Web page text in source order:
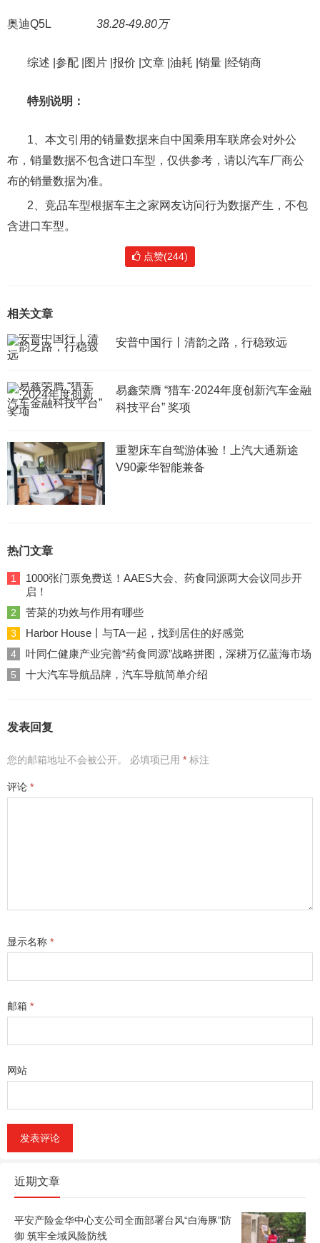
奥迪Q5L 38.28-49.80万
综述 |参配 |图片 |报价 |文章 |油耗 |销量 |经销商
特别说明：
1、本文引用的销量数据来自中国乘用车联席会对外公
布，销量数据不包含进口车型，仅供参考，请以汽车厂商公
布的销量数据为准。
2、竞品车型根据车主之家网友访问行为数据产生，不包
含进口车型。
点赞(244)
相关文章
安普中国行丨清韵之路，行稳致远
易鑫荣膺 “猎车·2024年度创新汽车金融
科技平台” 奖项
重塑床车自驾游体验！上汽大通新途
V90豪华智能兼备
热门文章
1
1000张门票免费送！AAES大会、药食同源两大会议同步开
启！
2 苦菜的功效与作用有哪些
3 Harbor House丨与TA一起，找到居住的好感觉
4 叶同仁健康产业完善“药食同源”战略拼图，深耕万亿蓝海市场
5 十大汽车导航品牌，汽车导航简单介绍
发表回复
您的邮箱地址不会被公开。 必填项已用 * 标注
评论 *
显示名称 *
邮箱 *
网站
近期文章
平安产险金华中心支公司全面部署台风“白海豚”防
御 筑牢全域风险防线